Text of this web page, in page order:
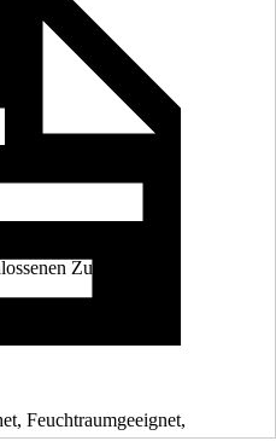
Zustand)
Feuchtraumgeeignet,